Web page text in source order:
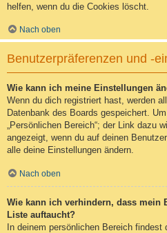
helfen, wenn du die Cookies löscht.
Nach oben
Benutzerpräferenzen und -
Wie kann ich meine Einstellungen
Wenn du dich registriert hast, werden
Datenbank des Boards gespeichert.
„Persönlichen Bereich“; der Link dazu
angezeigt, wenn du auf deinen
alle deine Einstellungen ändern.
Nach oben
Wie kann ich verhindern, dass mein
Liste auftaucht?
In deinem persönlichen Bereich findest